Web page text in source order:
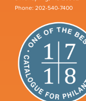
Phone: 202-540-7400